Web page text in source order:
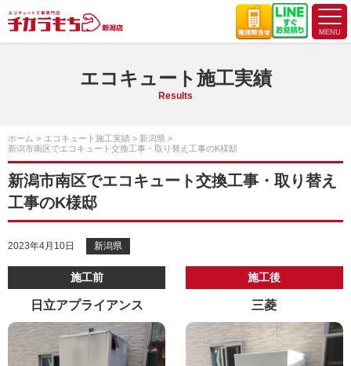
エコキュート施工実績
Results
ホーム エコキュート施工実績
新潟県
新潟市南区でエコキュート交換工事・取り替え工事のK様邸
新潟市南区でエコキュート交換工事・取り替え
工事のK様邸
2023年4月10日 新潟県
施工前
日立アプライアンス
施工後
三菱